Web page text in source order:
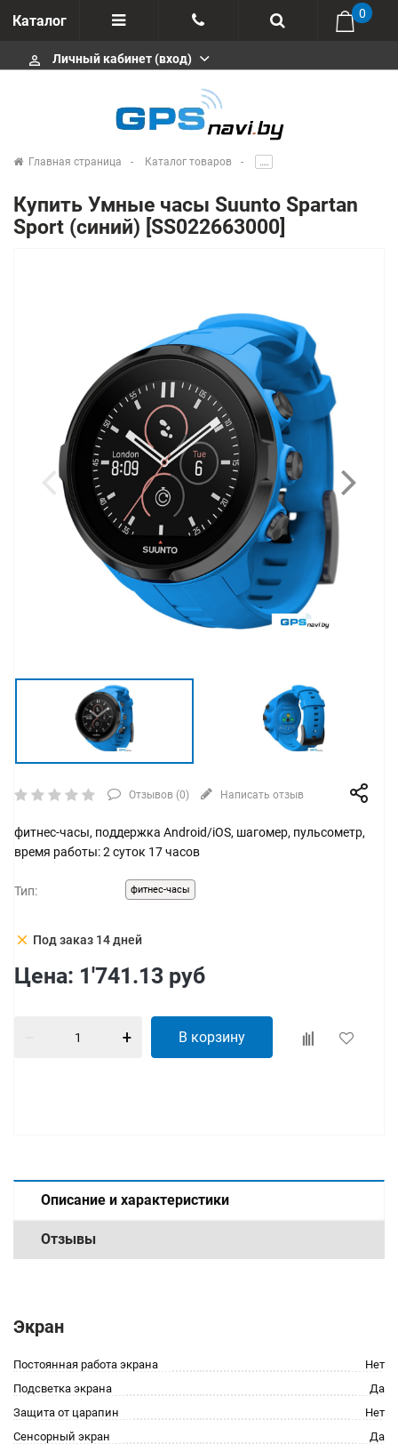
Каталог
Отзывы
+375 291646666
msa333
info@gpsnavi.by
0
perm_identity Личный кабинет (вход)
Главная страница Каталог товаров .....
Купить Умные часы Suunto Spartan
Sport (синий) [SS022663000]
Отзывов (0) Написать отзыв
фитнес-часы, поддержка Android/iOS, шагомер, пульсометр,
время работы: 2 суток 17 часов
Тип: фитнес-часы
clear Под заказ 14 дней
Цена: 1'741.13 руб
В корзину
Описание и характеристики
Отзывы
Экран
Постоянная работа экрана
Нет
Подсветка экрана
Да
Защита от царапин
Нет
Сенсорный экран
Да